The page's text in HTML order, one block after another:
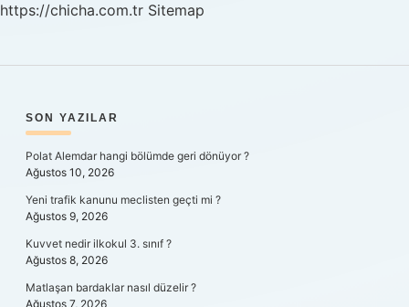
https://chicha.com.tr Sitemap
SIDEBAR
SON YAZILAR
Polat Alemdar hangi bölümde geri dönüyor ?
Ağustos 10, 2026
Yeni trafik kanunu meclisten geçti mi ?
Ağustos 9, 2026
Kuvvet nedir ilkokul 3. sınıf ?
Ağustos 8, 2026
Matlaşan bardaklar nasıl düzelir ?
Ağustos 7, 2026